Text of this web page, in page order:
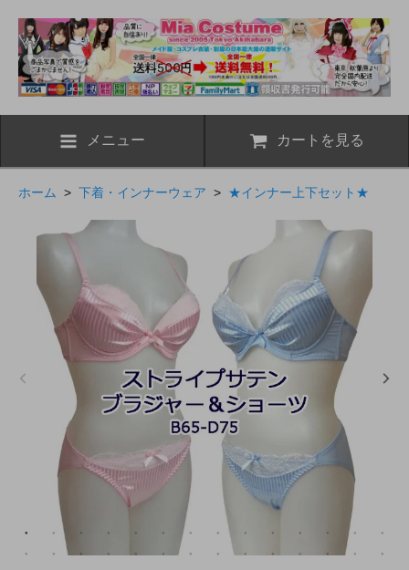
メニュー カートを見る
ホーム > 下着・インナーウェア > ★インナー上下セット★